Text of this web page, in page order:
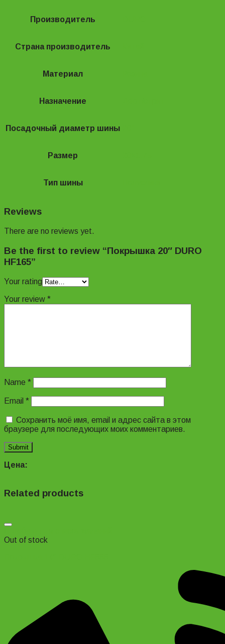
Производитель
Страна производитель
Материал
Назначение
Посадочный диаметр шины
Размер
Тип шины
Reviews
There are no reviews yet.
Be the first to review “Покрышка 20″ DURO
HF165”
Your rating
Your review *
Name *
Email *
Сохранить моё имя, email и адрес сайта в этом
браузере для последующих моих комментариев.
Цена:
Related products
Out of stock